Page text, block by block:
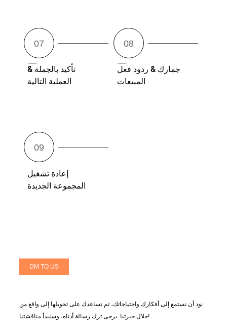
تأكيد بالجملة &
العملية التالية
جمارك & ردود فعل
المبيعات
إعادة تشغيل
المجموعة الجديدة
DM TO US
نود أن نستمع إلى أفكارك واحتياجاتك، ثم نساعدك على تحويلها إلى واقع من
خلال خبرتنا. يرجى ترك رسالة أدناه، وسنبدأ مناقشتنا!